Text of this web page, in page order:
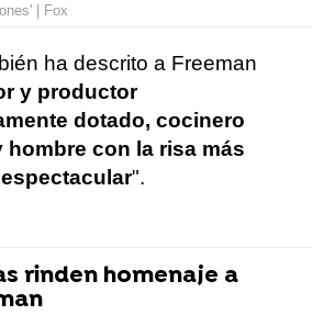
| Fox
ha descrito a Freeman
y productor
dotado, cocinero
con la risa más
".
rinden homenaje a